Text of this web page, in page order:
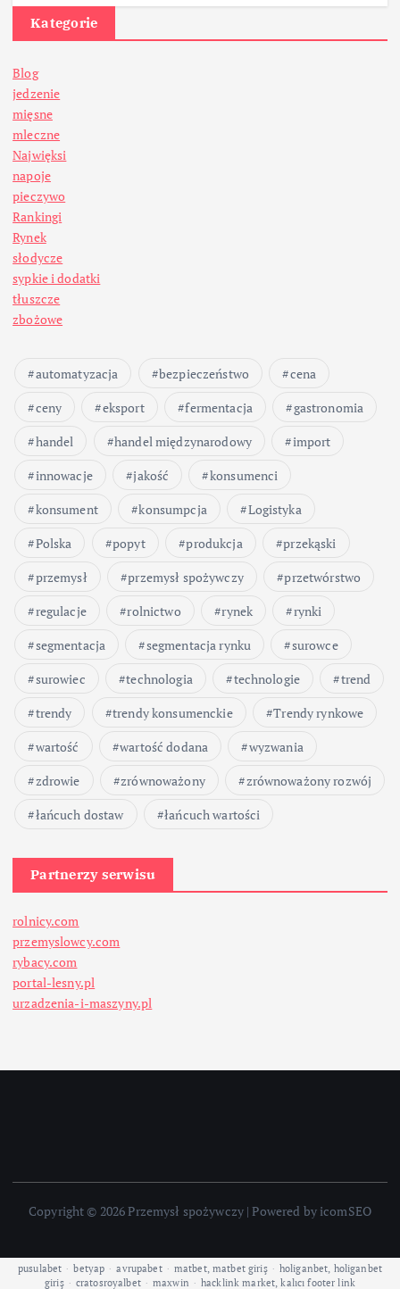
Kategorie
Blog
jedzenie
mięsne
mleczne
Najwięksi
napoje
pieczywo
Rankingi
Rynek
słodycze
sypkie i dodatki
tłuszcze
zbożowe
automatyzacja bezpieczeństwo
cena
ceny
eksport fermentacja
gastronomia
handel
handel międzynarodowy
import
innowacje
jakość
konsumenci
konsument
konsumpcja
Logistyka
Polska
popyt produkcja
przekąski
przemysł
przemysł spożywczy
przetwórstwo
regulacje
rolnictwo rynek
rynki
segmentacja
segmentacja rynku
surowce
surowiec
technologia technologie
trend
trendy
trendy konsumenckie
Trendy rynkowe
wartość
wartość dodana
wyzwania
zdrowie
zrównoważony
zrównoważony rozwój
łańcuch dostaw
łańcuch wartości
Partnerzy serwisu
rolnicy.com
przemyslowcy.com
rybacy.com
portal-lesny.pl
urzadzenia-i-maszyny.pl
Copyright © 2026 Przemysł spożywczy | Powered by icomSEO
pusulabet · betyap · avrupabet · matbet, matbet giriş · holiganbet, holiganbet
giriş · cratosroyalbet · maxwin · hacklink market, kalıcı footer link